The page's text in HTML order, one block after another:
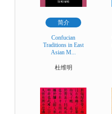
简介
Confucian
Traditions in East
Asian M...
杜维明